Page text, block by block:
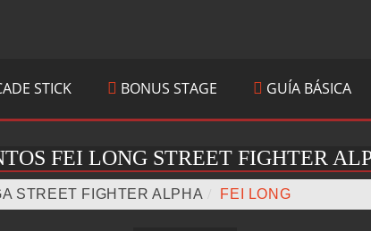
STICK BONUS STAGE GUÍA BÁSICA
FEI LONG STREET FIGHTER
STREET FIGHTER ALPHA FEI LONG